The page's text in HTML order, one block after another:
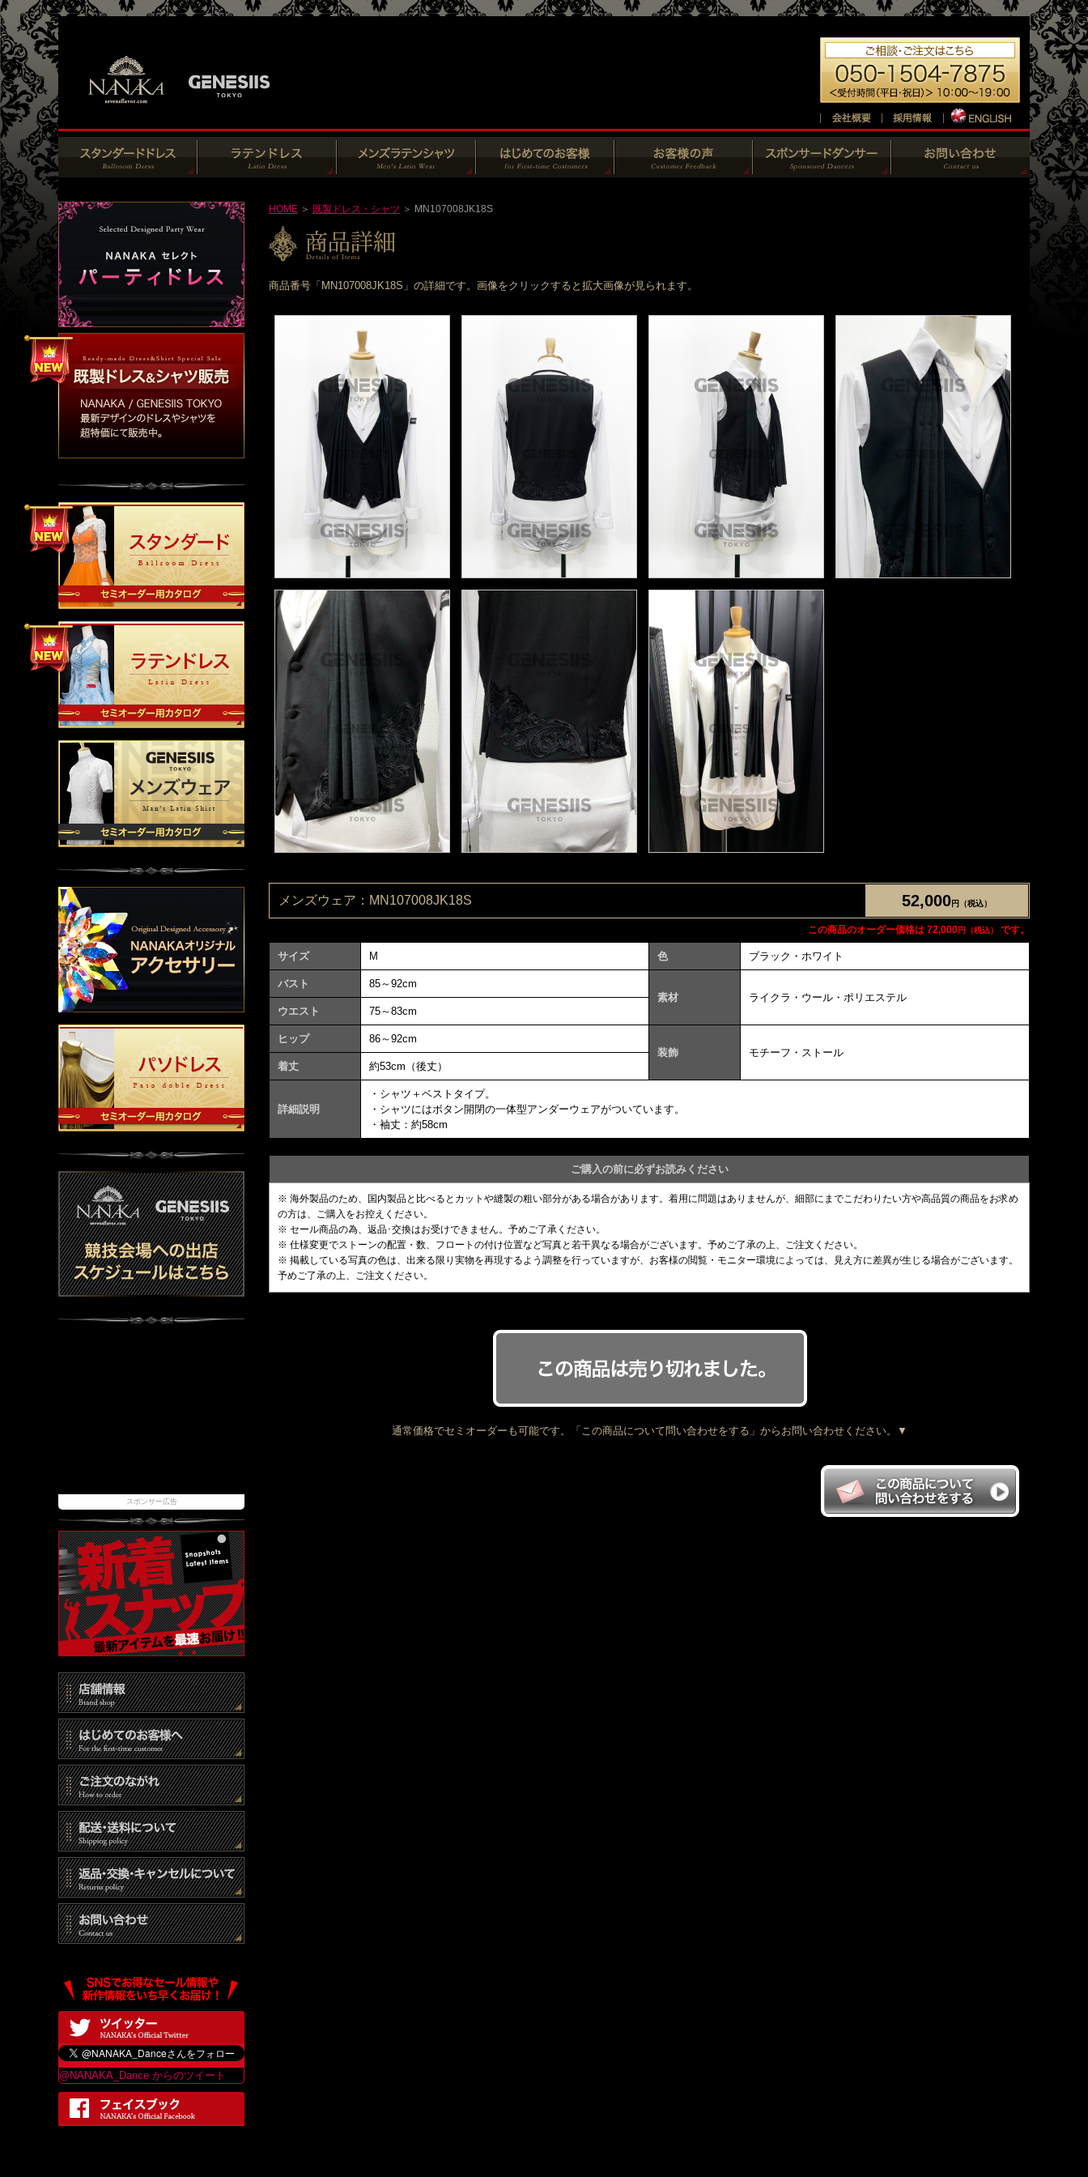
スポンサー広告
@NANAKA_Dance からのツイート
HOME ＞ 既製ドレス・シャツ ＞ MN107008JK18S
商品番号「MN107008JK18S」の詳細です。画像をクリックすると拡大画像が見られます。
メンズウェア：MN107008JK18S 52,000円（税込）
この商品のオーダー価格は 72,000円（税込） です。
サイズ M 色 ブラック・ホワイト
バスト
85～92cm
素材
ライクラ・ウール・ポリエステル
ウエスト
75～83cm
ヒップ
86～92cm
装飾
モチーフ・ストール
着丈
約53cm（後丈）
詳細説明
・シャツ＋ベストタイプ。
・シャツにはボタン開閉の一体型アンダーウェアがついています。
・袖丈：約58cm
ご購入の前に必ずお読みください
※ 海外製品のため、国内製品と比べるとカットや縫製の粗い部分がある場合があります。着用に問題はありませんが、細部にまでこだわりたい方や高品質の商品をお求め
の方は、ご購入をお控えください。
※ セール商品の為、返品･交換はお受けできません。予めご了承ください。
※ 仕様変更でストーンの配置・数、フロートの付け位置など写真と若干異なる場合がございます。予めご了承の上、ご注文ください。
※ 掲載している写真の色は、出来る限り実物を再現するよう調整を行っていますが、お客様の閲覧・モニター環境によっては、見え方に差異が生じる場合がございます。
予めご了承の上、ご注文ください。
通常価格でセミオーダーも可能です。「この商品について問い合わせをする」からお問い合わせください。▼